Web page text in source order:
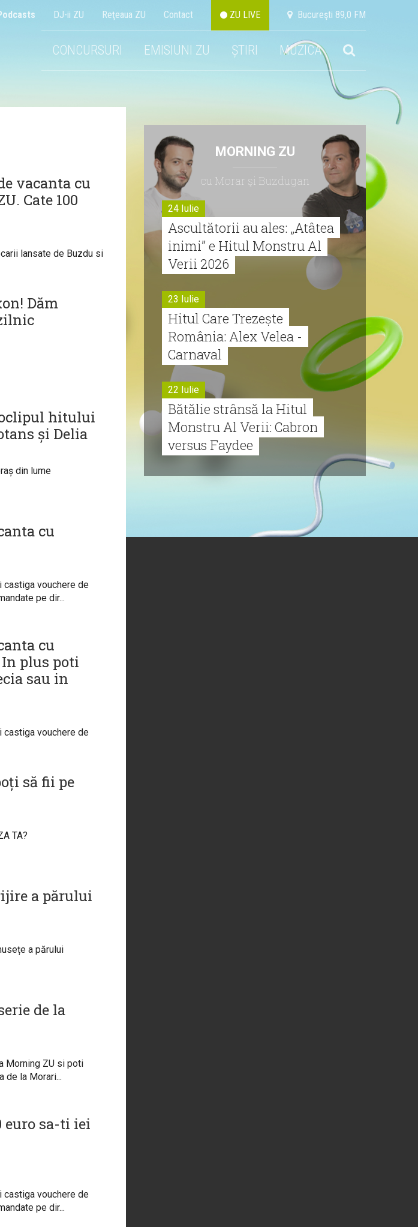
DJ-ii ZU Reţeaua ZU Contact ZU LIVE Bucureşti 89,0 FM
CONCURSURI EMISIUNI ZU ȘTIRI MUZICA
vacanta cu
Cate 100
lansate de Buzdu si
Dăm
hitului
și Delia
din lume
cu
castiga vouchere de
pe dir...
cu
plus poti
sau in
castiga vouchere de
să fii pe
TA?
a părului
a părului
de la
Morning ZU si poti
de la Morari...
euro sa-ti iei
castiga vouchere de
pe dir...
MORNING ZU
cu Morar şi Buzdugan
24 Iulie
Ascultătorii au ales: „Atâtea
inimi” e Hitul Monstru Al
Verii 2026
23 Iulie
Hitul Care Trezește
România: Alex Velea -
Carnaval
22 Iulie
Bătălie strânsă la Hitul
Monstru Al Verii: Cabron
versus Faydee
Monstru al Verii